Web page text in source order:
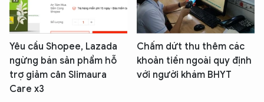
Yêu cầu Shopee, Lazada
ngừng bán sản phẩm hỗ
trợ giảm cân Slimaura
Care x3
Chấm dứt thu thêm các
khoản tiền ngoài quy định
với người khám BHYT